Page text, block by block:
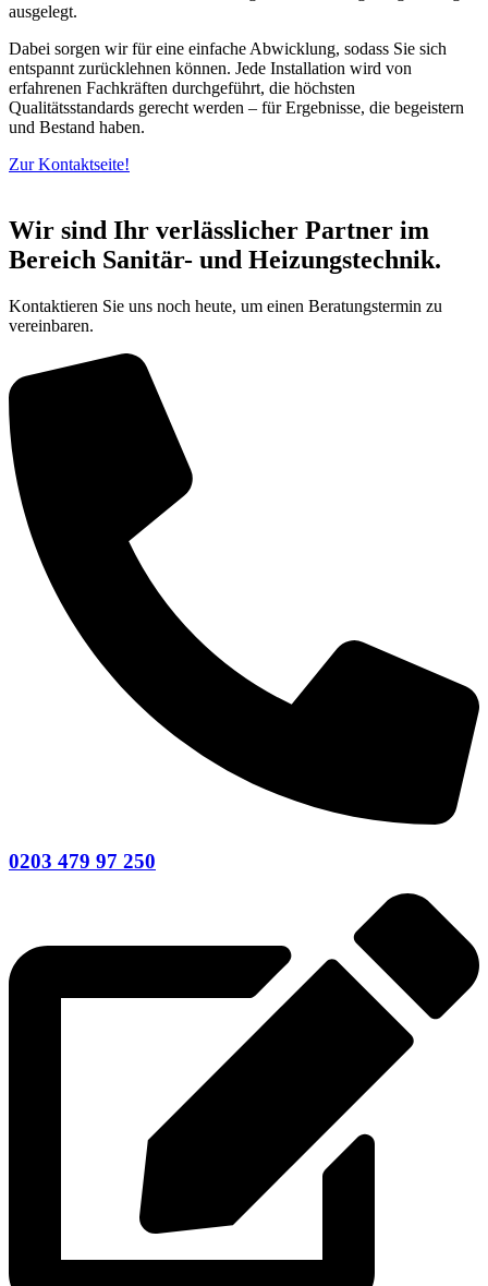
ausgelegt.
Dabei sorgen wir für eine einfache Abwicklung, sodass Sie sich
entspannt zurücklehnen können. Jede Installation wird von
erfahrenen Fachkräften durchgeführt, die höchsten
Qualitätsstandards gerecht werden – für Ergebnisse, die begeistern
und Bestand haben.
Zur Kontaktseite!
Wir sind Ihr verlässlicher Partner im
Bereich Sanitär- und Heizungstechnik.
Kontaktieren Sie uns noch heute, um einen Beratungstermin zu
vereinbaren.
0203 479 97 250